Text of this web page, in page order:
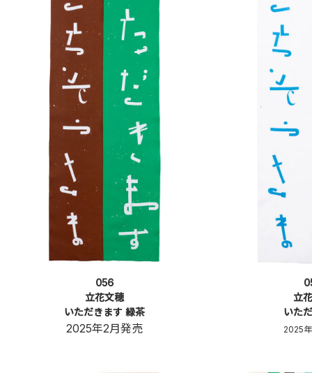
056
立花文穂
いただきます 緑茶
2025年2月発売
立
いた
2025